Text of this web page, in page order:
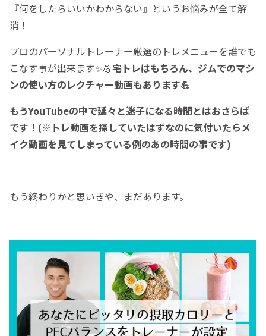
『何をしたらいいかわからない』というお悩みが全て解
消！
プロのパーソナルトレーナー厳選のトレメニューを誰でも
こなす事が出来ます✨💪宅トレはもちろん、ジムでのマシ
ンの使い方のレクチャー動画もあります💪
もうYouTubeの中で延々と迷子になる時間とはおさらば
です！(※トレ動画を探していたはずなのに気付いたらメ
イク動画を見てしまっている例のあの時間の事です)
もう終わりかと思いきや、まだあります。